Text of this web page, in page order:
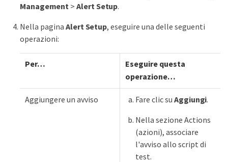
Management >Alert Setup.
Nella pagina Alert Setup, eseguire una delle seguenti
operazioni:
Per…​
Eseguire questa
operazione…​
Aggiungere un avviso Fare clic su Aggiungi.
Nella sezione Actions
(azioni), associare
l'avviso allo script di
test.